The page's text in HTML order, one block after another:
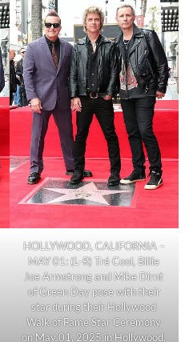
HOLLYWOOD, CALIFORNIA –
MAY 01: (L-R) Tré Cool, Billie
Joe Armstrong and Mike Dirnt
of Green Day pose with their
star during their Hollywood
Walk of Fame Star Ceremony
on May 01, 2025 in Hollywood,